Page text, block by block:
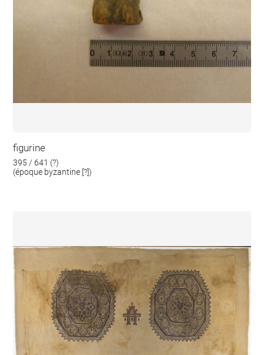
figurine
395 / 641 (?)
(époque byzantine [?])